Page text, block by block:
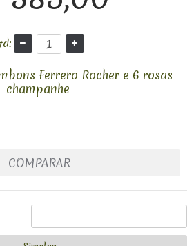
Ferrero Rocher e 6 rosas
champanhe
COMPARAR